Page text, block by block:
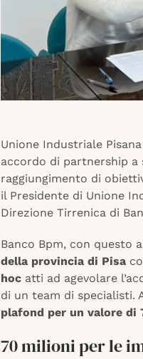
Unione Industriale
accordo di partnership a
raggiungimento di
il Presidente di Unione
Direzione Tirrenica di
Banco Bpm, con questo
della provincia di Pisa
hoc atti ad agevolare
di un team di specialisti.
plafond per un valore di
70 milioni per le